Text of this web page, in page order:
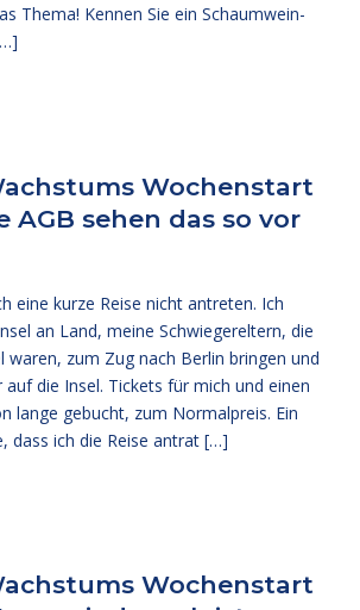
Thema! Kennen Sie ein Schaumwein-
Wochenstart
AGB sehen das so vor
eine kurze Reise nicht antreten. Ich
an Land, meine Schwiegereltern, die
waren, zum Zug nach Berlin bringen und
die Insel. Tickets für mich und einen
lange gebucht, zum Normalpreis. Ein
dass ich die Reise antrat […]
Wochenstart